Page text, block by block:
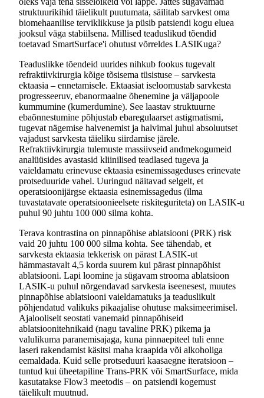
struktuurikihid täielikult puutumata, säilitab sarvkest oma
biomehaanilise terviklikkuse ja püsib patsiendi kogu eluea
jooksul väga stabiilsena. Millised teaduslikud tõendid
toetavad SmartSurface'i ohutust võrreldes LASIKuga?
Teaduslikke tõendeid uurides nihkub fookus tugevalt
refraktiivkirurgia kõige tõsisema tüsistuse – sarvkesta
ektaasia – ennetamisele. Ektaasiat iseloomustab sarvkesta
progresseeruv, ebanormaalne õhenemine ja väljapoole
kummumine (kumerdumine). See laastav struktuurne
ebaõnnestumine põhjustab ebaregulaarset astigmatismi,
tugevat nägemise halvenemist ja halvimal juhul absoluutset
vajadust sarvkesta täieliku siirdamise järele.
Refraktiivkirurgia tulemuste massiivseid andmekogumeid
analüüsides avastasid kliinilised teadlased tugeva ja
vaieldamatu erinevuse ektaasia esinemissageduses erinevate
protseduuride vahel. Uuringud näitavad selgelt, et
operatsioonijärgse ektaasia esinemissagedus (ilma
tuvastatavate operatsioonieelsete riskiteguriteta) on LASIK-u
puhul 90 juhtu 100 000 silma kohta.
Terava kontrastina on pinnapõhise ablatsiooni (PRK) risk
vaid 20 juhtu 100 000 silma kohta. See tähendab, et
sarvkesta ektaasia tekkerisk on pärast LASIK-ut
hämmastavalt 4,5 korda suurem kui pärast pinnapõhist
ablatsiooni. Lapi loomine ja sügavam strooma ablatsioon
LASIK-u puhul nõrgendavad sarvkesta iseenesest, muutes
pinnapõhise ablatsiooni vaieldamatuks ja teaduslikult
põhjendatud valikuks pikaajalise ohutuse maksimeerimisel.
Ajalooliselt seostati vanemaid pinnapõhiseid
ablatsioonitehnikaid (nagu tavaline PRK) pikema ja
valulikuma paranemisajaga, kuna pinnaepiteel tuli enne
laseri rakendamist käsitsi maha kraapida või alkoholiga
eemaldada. Kuid selle protseduuri kaasaegne iteratsioon –
tuntud kui üheetapiline Trans-PRK või SmartSurface, mida
kasutatakse Flow3 meetodis – on patsiendi kogemust
täielikult muutnud.